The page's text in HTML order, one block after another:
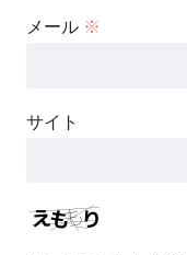
メール ※
サイト